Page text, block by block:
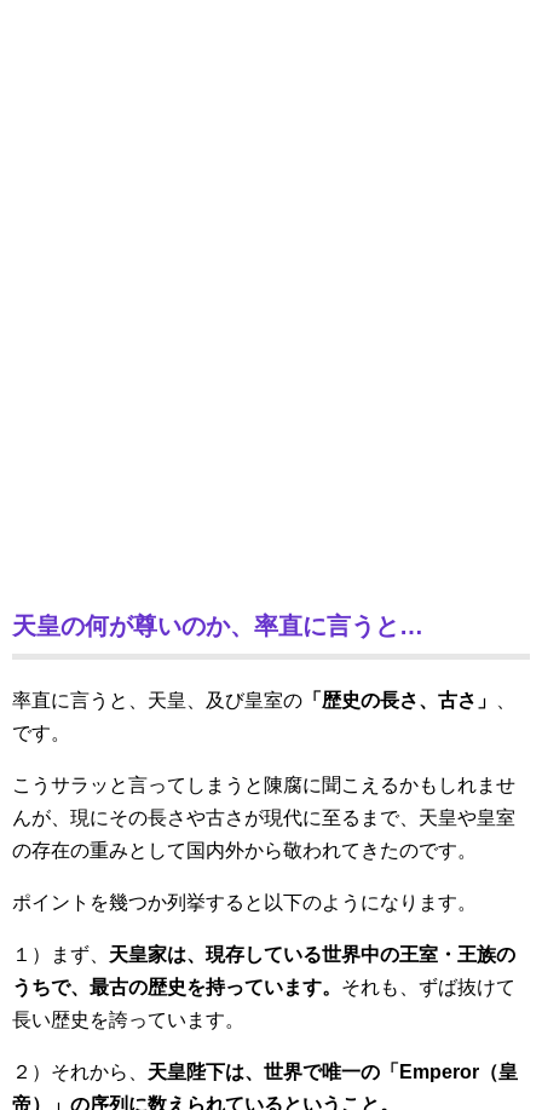
天皇の何が尊いのか、率直に言うと…
率直に言うと、天皇、及び皇室の 「歴史の長さ、古さ」 、
です。
こうサラッと言ってしまうと陳腐に聞こえるかもしれませ
んが、現にその長さや古さが現代に至るまで、天皇や皇室
の存在の重みとして国内外から敬われてきたのです。
ポイントを幾つか列挙すると以下のようになります。
１）まず、 天皇家は、現存している世界中の王室・王族の
うちで、最古の歴史を持っています。 それも、ずば抜けて
長い歴史を誇っています。
２）それから、 天皇陛下は、世界で唯一の「Emperor（皇
帝）」の序列に数えられているということ。